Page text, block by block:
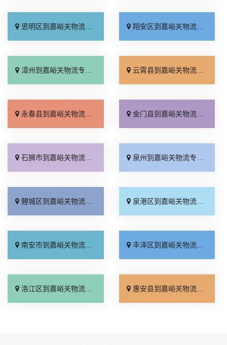
思明区到嘉峪关物流专线_全程无虑「来电咨询」 翔安区到嘉峪关物流专线_随叫随到「价格实惠」
漳州到嘉峪关物流专线_服务周到「专业靠谱」 云霄县到嘉峪关物流专线_直通专线「一站直达」
永春县到嘉峪关物流专线_托运放心「几天到达」 金门县到嘉峪关物流专线_多久时间「定点发车」
石狮市到嘉峪关物流专线_要几天到「高速快运」 泉州到嘉峪关物流专线_放心物流「运价查询」
鲤城区到嘉峪关物流专线_急你所需「合理收费」 泉港区到嘉峪关物流专线_多少一方「一站直达」
南安市到嘉峪关物流专线_全境配送「全程定位」 丰泽区到嘉峪关物流专线_服务周到「全境派送」
洛江区到嘉峪关物流专线_按时送达「实时跟踪 」 惠安县到嘉峪关物流专线_门到门接送「上门取件」